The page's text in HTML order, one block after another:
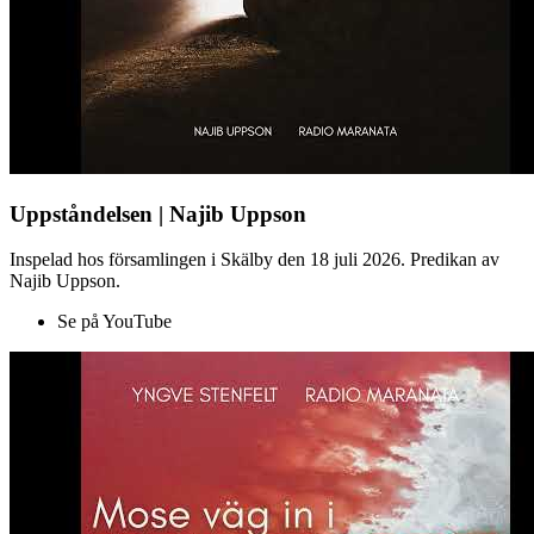
Uppståndelsen | Najib Uppson
Inspelad hos församlingen i Skälby den 18 juli 2026. Predikan av
Najib Uppson.
Se på YouTube